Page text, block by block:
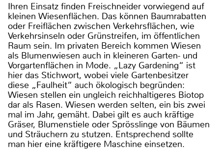
Ihren Einsatz finden Freischneider vorwiegend auf
kleinen Wiesenflächen. Das können Baumrabatten
oder Freiflächen zwischen Verkehrsflächen, wie
Verkehrsinseln oder Grünstreifen, im öffentlichen
Raum sein. Im privaten Bereich kommen Wiesen
als Blumenwiesen auch in kleineren Garten- und
Vorgartenflächen in Mode. „Lazy Gardening“ ist
hier das Stichwort, wobei viele Gartenbesitzer
diese „Faulheit“ auch ökologisch begründen:
Wiesen stellen ein ungleich reichhaltigeres Biotop
dar als Rasen. Wiesen werden selten, ein bis zwei
mal im Jahr, gemäht. Dabei gilt es auch kräftige
Gräser, Blumenstiele oder Sprösslinge von Bäumen
und Sträuchern zu stutzen. Entsprechend sollte
man hier eine kräftigere Maschine einsetzen.